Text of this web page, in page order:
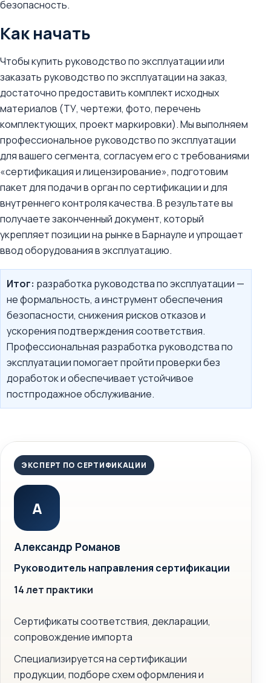
безопасность.
Как начать
Чтобы купить руководство по эксплуатации или
заказать руководство по эксплуатации на заказ,
достаточно предоставить комплект исходных
материалов (ТУ, чертежи, фото, перечень
комплектующих, проект маркировки). Мы выполняем
профессиональное руководство по эксплуатации
для вашего сегмента, согласуем его с требованиями
«сертификация и лицензирование», подготовим
пакет для подачи в орган по сертификации и для
внутреннего контроля качества. В результате вы
получаете законченный документ, который
укрепляет позиции на рынке в Барнауле и упрощает
ввод оборудования в эксплуатацию.
Итог: разработка руководства по эксплуатации —
не формальность, а инструмент обеспечения
безопасности, снижения рисков отказов и
ускорения подтверждения соответствия.
Профессиональная разработка руководства по
эксплуатации помогает пройти проверки без
доработок и обеспечивает устойчивое
постпродажное обслуживание.
ЭКСПЕРТ ПО СЕРТИФИКАЦИИ
А
Александр Романов
Руководитель направления сертификации
14 лет практики
Сертификаты соответствия, декларации,
сопровождение импорта
Специализируется на сертификации
продукции, подборе схем оформления и